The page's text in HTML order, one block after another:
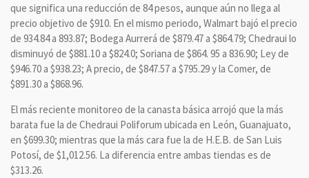
que significa una reducción de 84 pesos, aunque aún no llega al
precio objetivo de $910. En el mismo periodo, Walmart bajó el precio
de 934.84 a 893.87; Bodega Aurrerá de $879.47 a $864.79; Chedraui lo
disminuyó de $881.10 a $824.0; Soriana de $864. 95 a 836.90; Ley de
$946.70 a $938.23; A precio, de $847.57 a $795.29 y la Comer, de
$891.30 a $868.96.
El más reciente monitoreo de la canasta básica arrojó que la más
barata fue la de Chedraui Poliforum ubicada en León, Guanajuato,
en $699.30; mientras que la más cara fue la de H.E.B. de San Luis
Potosí, de $1,012.56. La diferencia entre ambas tiendas es de
$313.26.